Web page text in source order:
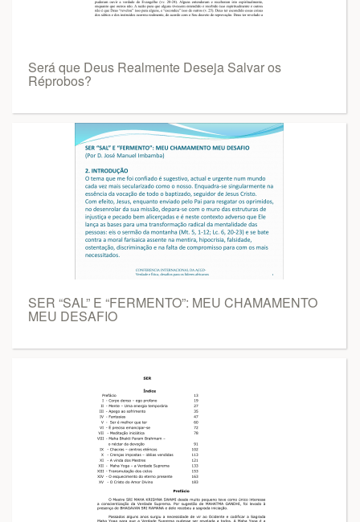
Será que Deus Realmente Deseja Salvar os
Réprobos?
SER “SAL” E “FERMENTO”: MEU CHAMAMENTO
MEU DESAFIO